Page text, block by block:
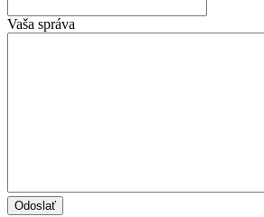
Vaša správa